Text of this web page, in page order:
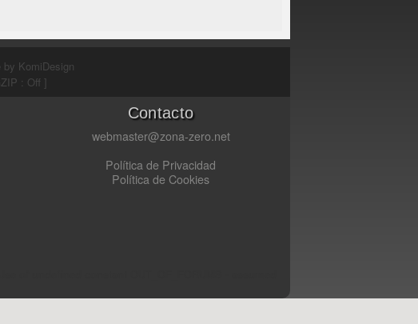
by KomiDesign
: Off ]
Contacto
webmaster@zona-zero.net
Política de Privacidad
Política de Cookies